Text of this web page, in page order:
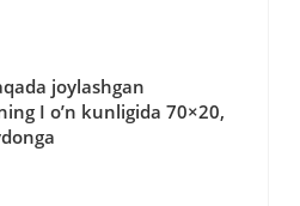
joylashgan
I oʼn kunligida 70×20,